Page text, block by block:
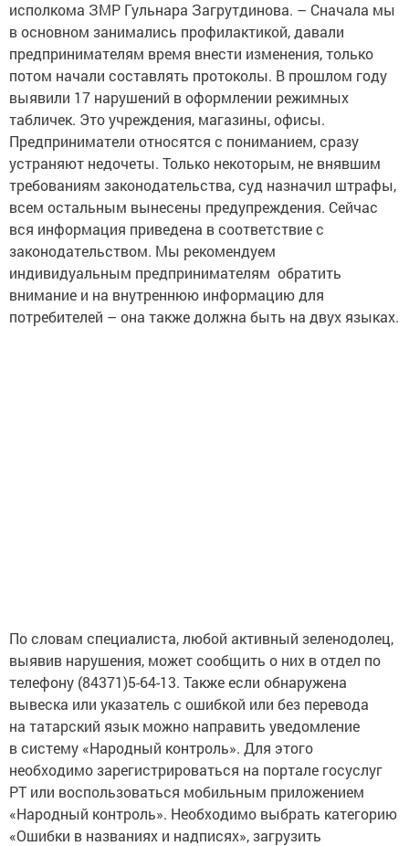
исполкома ЗМР Гульнара Загрутдинова. – Сначала мы
в основном занимались профилактикой, давали
предпринимателям время внести изменения, только
потом начали составлять протоколы. В прошлом году
выявили 17 нарушений в оформлении режимных
табличек. Это учреждения, магазины, офисы.
Предприниматели относятся с пониманием, сразу
устраняют недочеты. Только некоторым, не внявшим
требованиям законодательства, суд назначил штрафы,
всем остальным вынесены предупреждения. Сейчас
вся информация приведена в соответствие с
законодательством. Мы рекомендуем
индивидуальным предпринимателям обратить
внимание и на внутреннюю информацию для
потребителей – она также должна быть на двух языках.
По словам специалиста, любой активный зеленодолец,
выявив нарушения, может сообщить о них в отдел по
телефону (84371)5-64-13. Также если обнаружена
вывеска или указатель с ошибкой или без перевода
на татарский язык можно направить уведомление
в систему «Народный контроль». Для этого
необходимо зарегистрироваться на портале госуслуг
РТ или воспользоваться мобильным приложением
«Народный контроль». Необходимо выбрать категорию
«Ошибки в названиях и надписях», загрузить